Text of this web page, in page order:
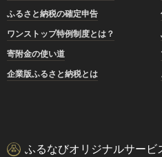
ふるさと納税の確定申告
ワンストップ特例制度とは？
寄附金の使い道
企業版ふるさと納税とは
ふるなびオリジナルサービ